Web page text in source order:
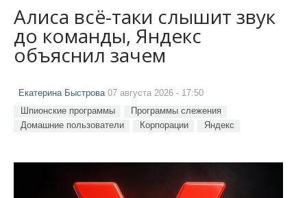
Алиса всё-таки слышит звук
до команды, Яндекс
объяснил зачем
Екатерина Быстрова07 августа 2026 - 17:50
Шпионские программы
Программы слежения
Домашние пользователи
Корпорации Яндекс